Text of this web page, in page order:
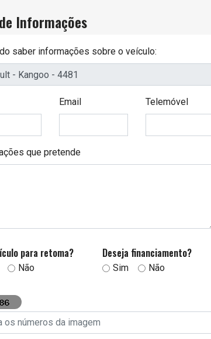
Informações
saber informações sobre o veículo:
Email Telemóvel
que pretende
para retoma?
Não
Deseja financiamento?
Sim Não
números da imagem